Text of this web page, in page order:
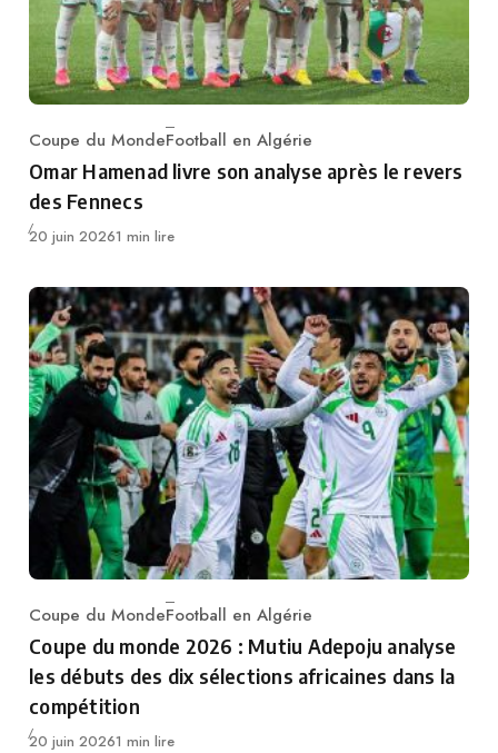
Category
Coupe du MondeFootball en Algérie
Omar Hamenad livre son analyse après le revers
des Fennecs
Publié
20 juin 20261 min lire
Category
Coupe du MondeFootball en Algérie
Coupe du monde 2026 : Mutiu Adepoju analyse
les débuts des dix sélections africaines dans la
compétition
Publié
20 juin 20261 min lire